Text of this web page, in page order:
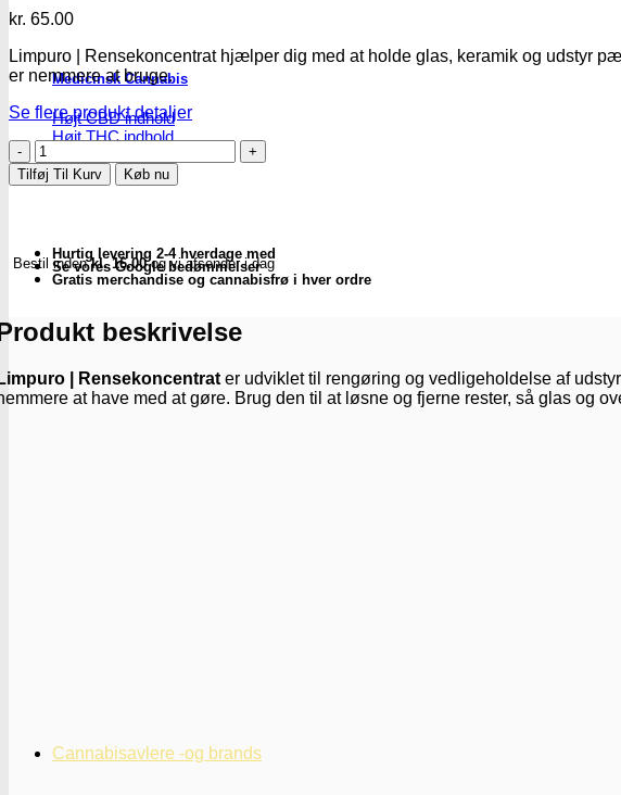
Medicinsk Cannabis
Højt CBD indhold
Højt THC indhold
Cannabisavlere -og brands
kr. 65.00
Limpuro | Rensekoncentrat hjælper dig med at holde glas, keramik og udstyr
er nemmere at bruge.
Se flere produkt detaljer
Limpuro
|
Rensekoncentrat
antal
Tilføj Til Kurv Køb nu
Bestil indenkl. 16.00og vi afsender i dag
Hurtig levering 2-4 hverdage med
Se vores Google bedømmelser
Gratis merchandise og cannabisfrø i hver ordre
beskrivelse
| Rensekoncentrat er udviklet til rengøring og vedligeholdelse af
at have med at gøre. Brug den til at løsne og fjerne rester, så glas og